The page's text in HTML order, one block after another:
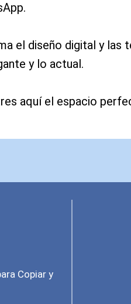
el diseño digital y
y lo actual.
aquí el espacio
Copiar y